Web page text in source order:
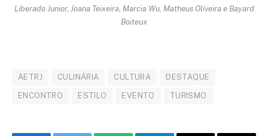
Liberado Junior, Joana Teixeira, Marcia Wu, Matheus Oliveira e Bayard
Boiteux
AETRJ CULINÁRIA CULTURA DESTAQUE
ENCONTRO ESTILO EVENTO TURISMO